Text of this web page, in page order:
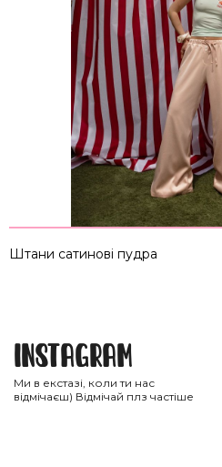
Штани сатинові пудра
Instagram
Ми в екстазі, коли ти нас
відмічаєш) Відмічай плз частіше